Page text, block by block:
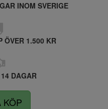
INOM SVERIGE
ÖVER 1.500 KR
DAGAR
KÖP